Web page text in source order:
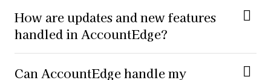
How are updates and new features
handled in AccountEdge?
Can AccountEdge handle my